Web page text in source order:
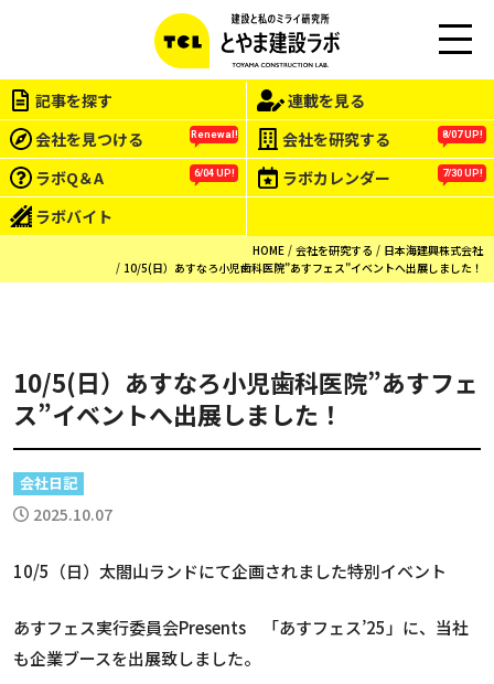
EN
記事を探す
連載を見る
会社を見つける
Renewal! 会社を研究する 8/07 UP!
ラボQ＆A 6/04 UP! ラボカレンダー 7/30 UP!
ラボバイト
HOME 会社を研究する
日本海建興株式会社
10/5(日）あすなろ小児歯科医院”あすフェス”イベントへ出展しました！
10/5(日）あすなろ小児歯科医院”あすフェ
ス”イベントへ出展しました！
会社日記
2025.10.07
10/5（日）太閤山ランドにて企画されました特別イベント
あすフェス実行委員会Presents 「あすフェス’25」に、当社
も企業ブースを出展致しました。
この会社をもっと研究する